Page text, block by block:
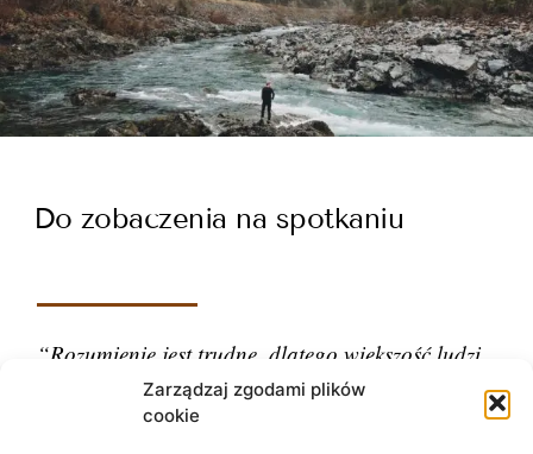
Zarządzaj zgodami plików
cookie
Do zobaczenia na spotkaniu
“Rozumienie jest trudne, dlatego większość ludzi
– Carl Gustav Jung